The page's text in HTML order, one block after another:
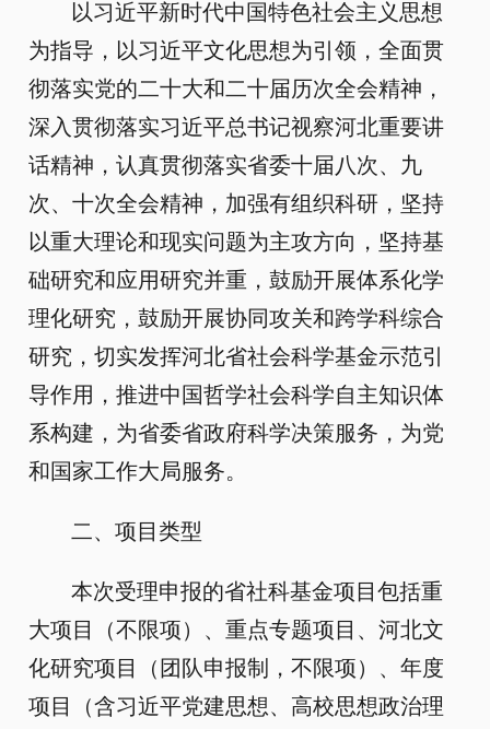
以习近平新时代中国特色社会主义思想
为指导，以习近平文化思想为引领，全面贯
彻落实党的二十大和二十届历次全会精神，
深入贯彻落实习近平总书记视察河北重要讲
话精神，认真贯彻落实省委十届八次、九
次、十次全会精神，加强有组织科研，坚持
以重大理论和现实问题为主攻方向，坚持基
础研究和应用研究并重，鼓励开展体系化学
理化研究，鼓励开展协同攻关和跨学科综合
研究，切实发挥河北省社会科学基金示范引
导作用，推进中国哲学社会科学自主知识体
系构建，为省委省政府科学决策服务，为党
和国家工作大局服务。
二、项目类型
本次受理申报的省社科基金项目包括重
大项目（不限项）、重点专题项目、河北文
化研究项目（团队申报制，不限项）、年度
项目（含习近平党建思想、高校思想政治理